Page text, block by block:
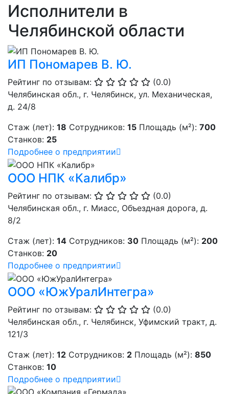
Исполнители в
Челябинской области
ИП Пономарев В. Ю.
Рейтинг по отзывам:
(0.0)
Челябинская обл., г. Челябинск, ул. Механическая,
д. 24/8
Стаж (лет): 18 Сотрудников: 15 Площадь (м²): 700
Станков: 25
Подробнее о предприятии
ООО НПК «Калибр»
Рейтинг по отзывам:
(0.0)
Челябинская обл., г. Миасс, Объездная дорога, д.
8/2
Стаж (лет): 14 Сотрудников: 30 Площадь (м²): 200
Станков: 20
Подробнее о предприятии
ООО «ЮжУралИнтегра»
Рейтинг по отзывам:
(0.0)
Челябинская обл., г. Челябинск, Уфимский тракт, д.
121/3
Стаж (лет): 12 Сотрудников: 2 Площадь (м²): 850
Станков: 10
Подробнее о предприятии